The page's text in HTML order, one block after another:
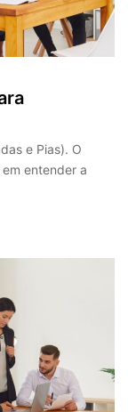
e Pias). O
entender a